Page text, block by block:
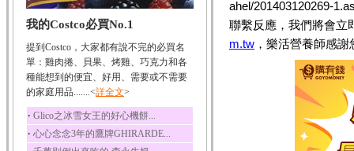
椰子
椰子含有糖類、脂肪、
荔枝
荔枝性質溫和所含的營
養素有醣類、檸檬酸...
五味子
五味子性質溫熱所含營
養成分有揮發油、檸...
我的Costco必買No.1
提到Costco，大家都有說不完的必買名
單：雞肉捲、貝果、烤雞、巧克力和各
種能想到的便宜、好用、需要或不需要
的家庭用品.......<詳全文>
‧ Glico之冰雪女王的好心機餅...
‧ 心心念念3年的鷹牌GHIRARDE...
ahel/201403120269-
聯繫反應，我們將會立
m.tw ，樂活營養師感